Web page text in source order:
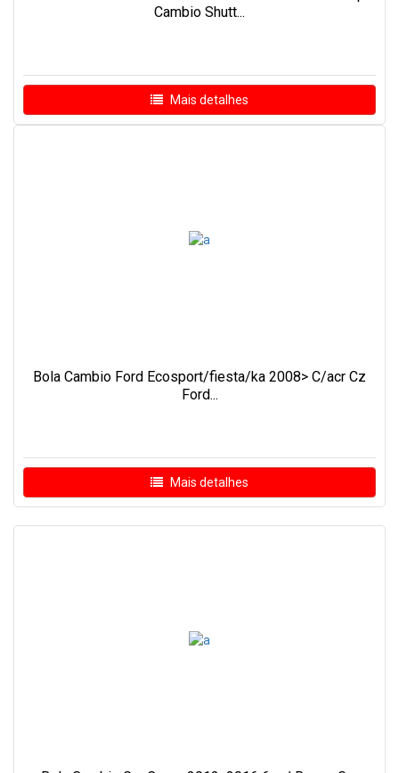
Cambio Shutt...
Mais detalhes
Bola Cambio Ford Ecosport/fiesta/ka 2008> C/acr Cz
Ford...
Mais detalhes